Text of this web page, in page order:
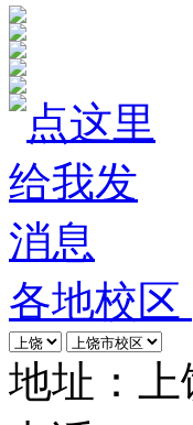
各地校区
地址：